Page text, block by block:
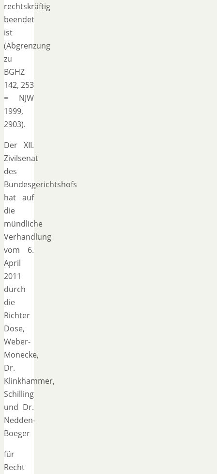
rechtskräftig
beendet
ist
(Abgrenzung
zu
BGHZ
142, 253
= NJW
1999,
2903).
Der XII.
Zivilsenat
des
Bundesgerichtshofs
hat auf
die
mündliche
Verhandlung
vom 6.
April
2011
durch
die
Richter
Dose,
Weber-
Monecke,
Dr.
Klinkhammer,
Schilling
und Dr.
Nedden-
Boeger
für
Recht